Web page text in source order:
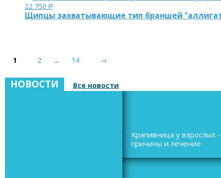
22 750 Р
Щипцы захватывающие тип браншей
1 2 ... 14 →
НОВОСТИ Все новости
Крапивница у взрослых -
причины и лечение